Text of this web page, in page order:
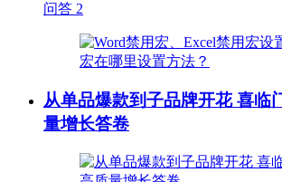
问答 2
从单品爆款到子品牌开花 喜临
量增长答卷